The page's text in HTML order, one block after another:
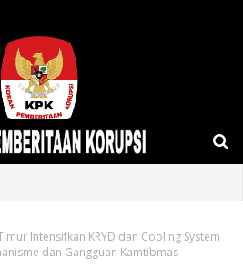
Intensifkan KRYD dan Cooling System
dan Gangguan Kamtibmas